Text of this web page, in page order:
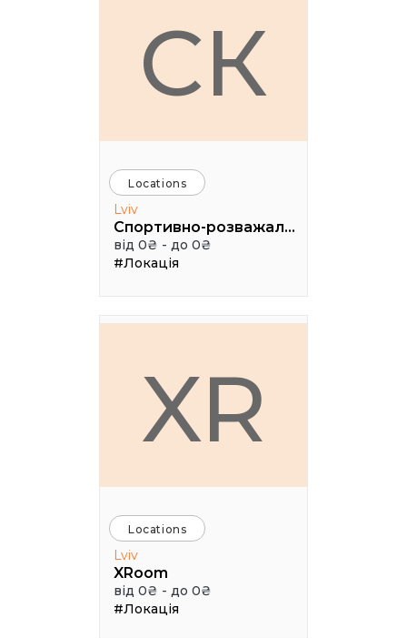
СК
Locations
Lviv
Спортивно-розважальний комплекс "Медик"
від 0₴ - до 0₴
#Локація
XR
Locations
Lviv
XRoom
від 0₴ - до 0₴
#Локація